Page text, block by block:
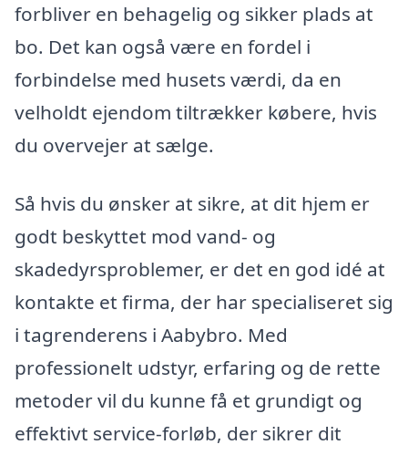
forbliver en behagelig og sikker plads at
bo. Det kan også være en fordel i
forbindelse med husets værdi, da en
velholdt ejendom tiltrækker købere, hvis
du overvejer at sælge.
Så hvis du ønsker at sikre, at dit hjem er
godt beskyttet mod vand- og
skadedyrsproblemer, er det en god idé at
kontakte et firma, der har specialiseret sig
i tagrenderens i Aabybro. Med
professionelt udstyr, erfaring og de rette
metoder vil du kunne få et grundigt og
effektivt service-forløb, der sikrer dit